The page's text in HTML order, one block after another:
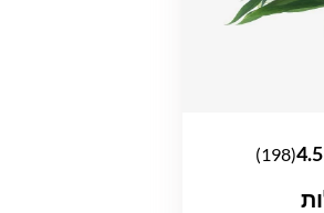
4.5
(198)